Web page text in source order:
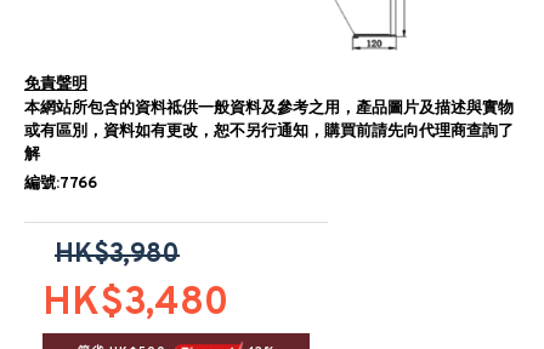
免責聲明
本網站所包含的資料祗供一般資料及參考之用，產品圖片及描述與實物
或有區別，資料如有更改，恕不另行通知，購買前請先向代理商查詢了
解
編號:7766
HK$3,480
HK$3,980